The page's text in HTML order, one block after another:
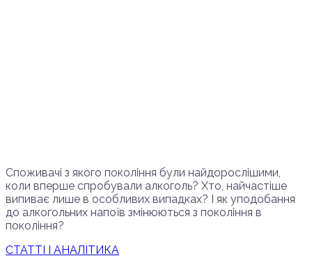
Споживачі з якого покоління були найдорослішими,
коли вперше спробували алкоголь? Хто, найчастіше
випиває лише в особливих випадках? І як уподобання
до алкогольних напоїв змінюються з покоління в
покоління?
СТАТТІ І АНАЛІТИКА